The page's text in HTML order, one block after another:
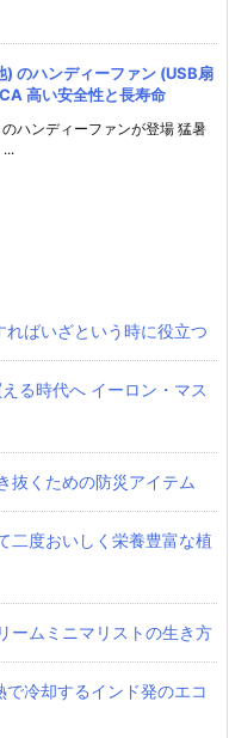
) のハンディーファン (USB扇
高い安全性と長寿命
ハンディーファンが登場 猛暑
ばいざという時に役立つ
る時代へ イーロン・マス
抜くための防災アイテム
二度おいしく栄養豊富な植
ームミニマリストの生き方
冷却するインド発のエコ